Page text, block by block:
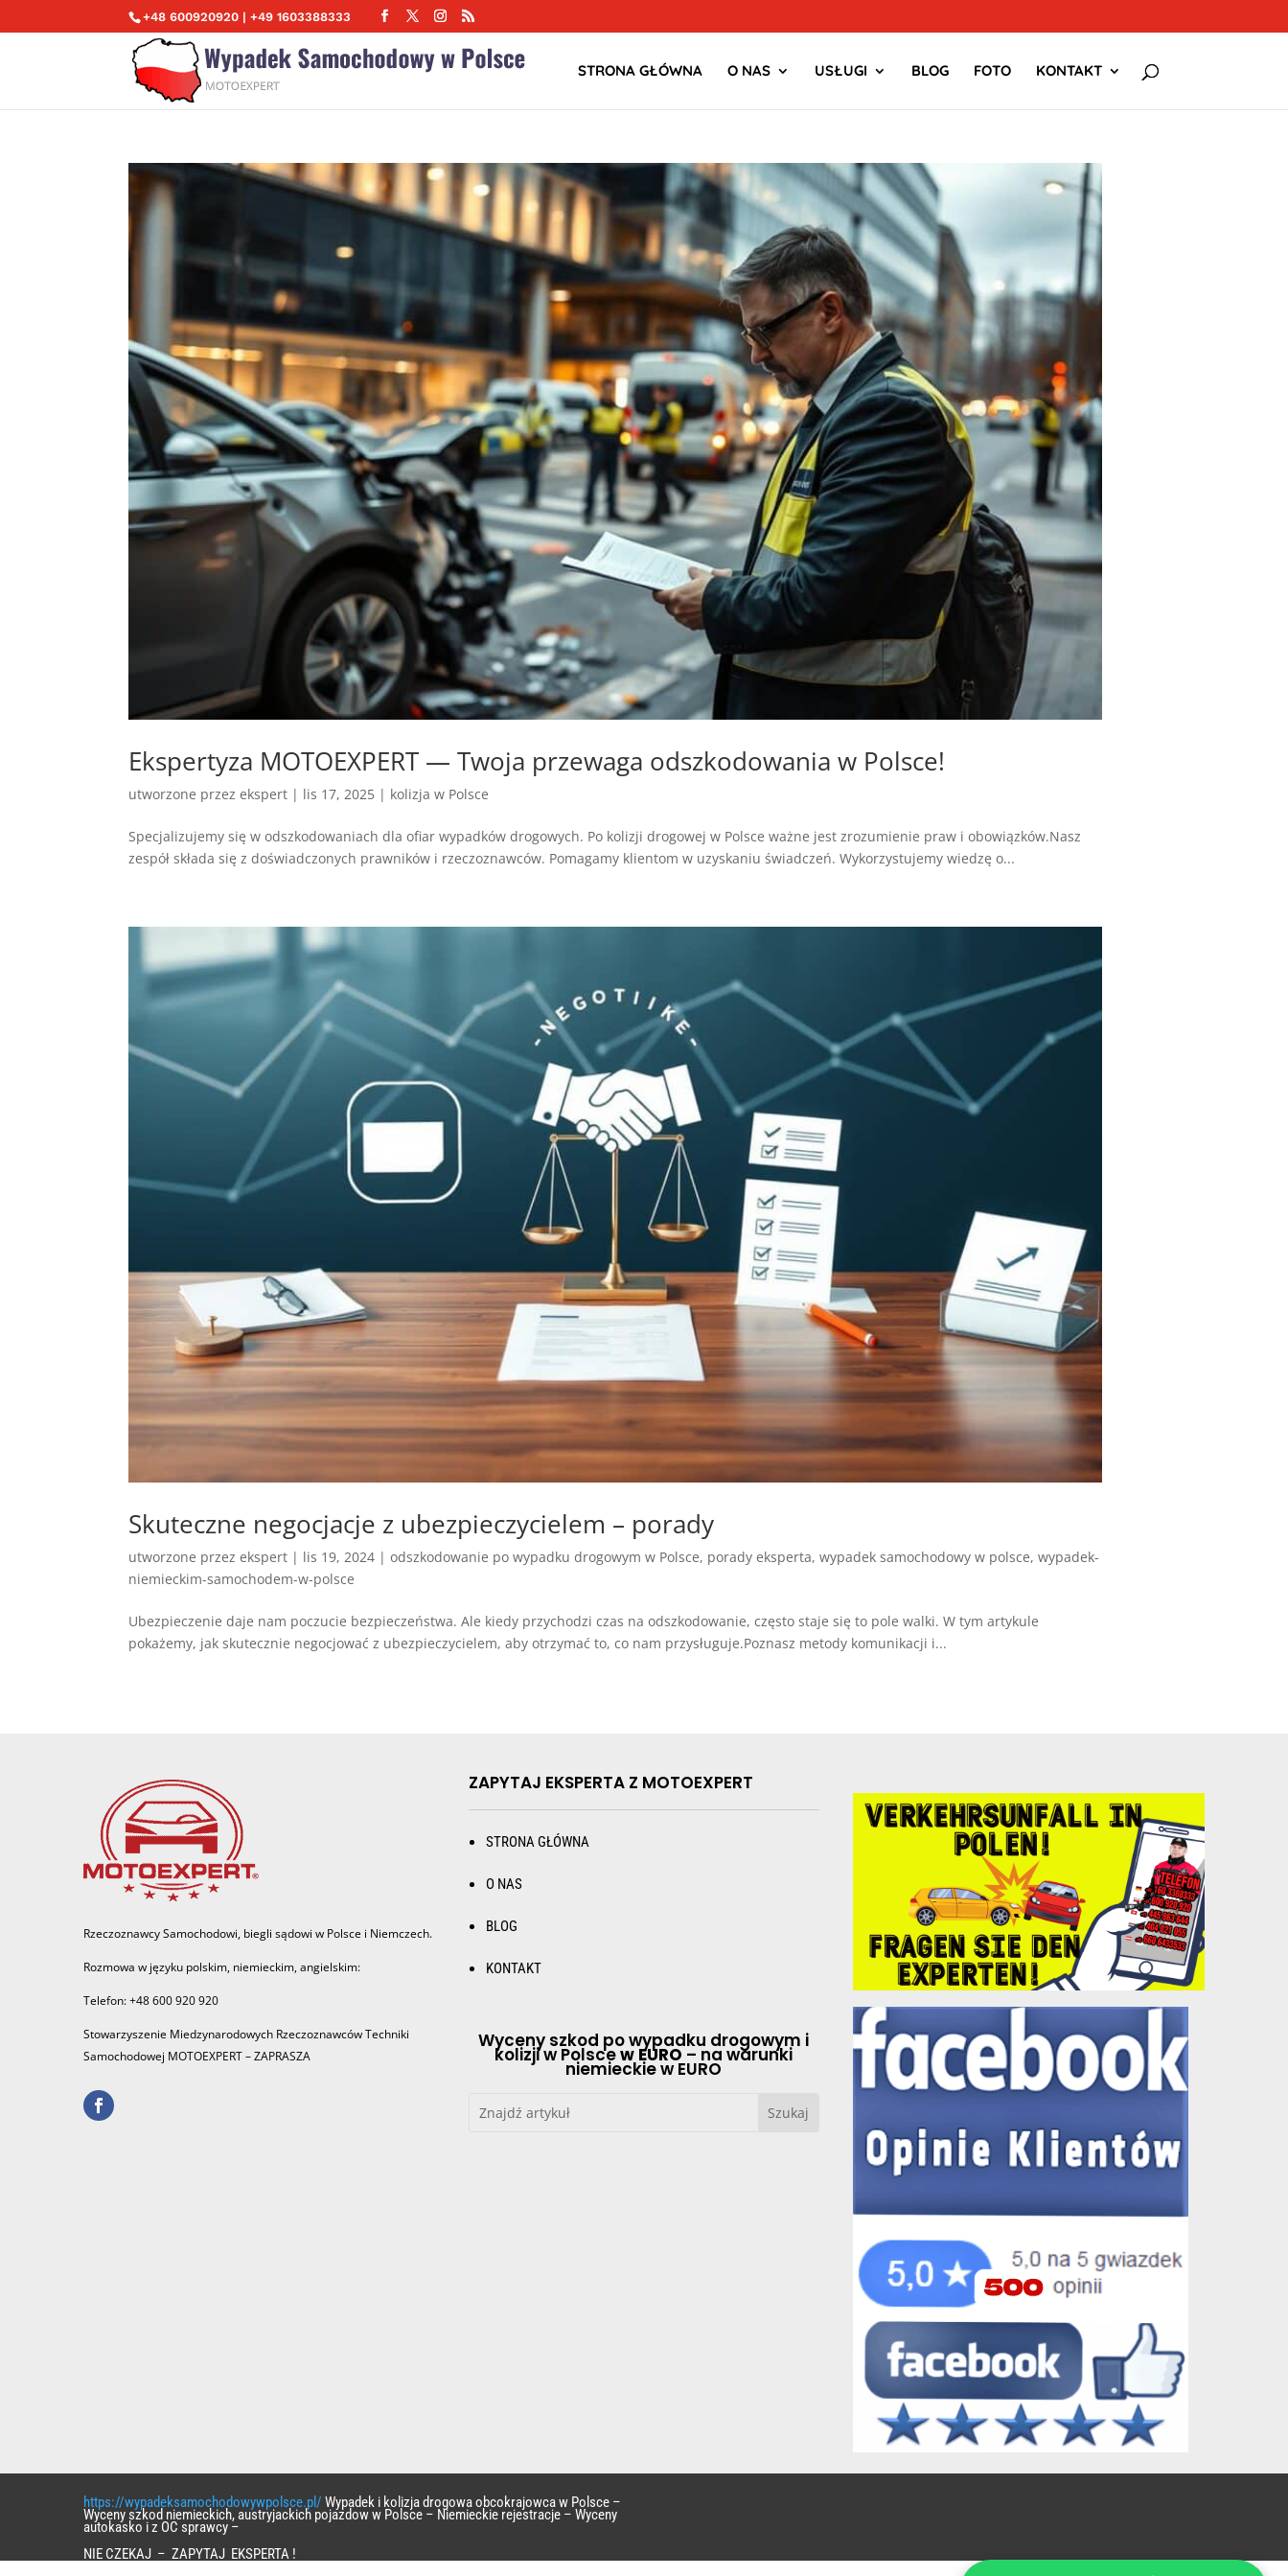
+48 600920920 | +49 1603388333
STRONA GŁÓWNA O NAS USŁUGI BLOG FOTO KONTAKT
Ekspertyza MOTOEXPERT — Twoja przewaga odszkodowania w Polsce!
utworzone przezekspert | lis 17, 2025 | kolizja w Polsce
Specjalizujemy się w odszkodowaniach dla ofiar wypadków drogowych. Po kolizji drogowej w Polsce ważne jest zrozumienie praw i obowiązków.Nasz
zespół składa się z doświadczonych prawników i rzeczoznawców. Pomagamy klientom w uzyskaniu świadczeń. Wykorzystujemy wiedzę o...
Skuteczne negocjacje z ubezpieczycielem – porady
utworzone przezekspert | lis 19, 2024 |odszkodowanie po wypadku drogowym w Polsce, porady eksperta,wypadek samochodowy w polsce,wypadek-
niemieckim-samochodem-w-polsce
Ubezpieczenie daje nam poczucie bezpieczeństwa. Ale kiedy przychodzi czas na odszkodowanie, często staje się to pole walki. W tym artykule
pokażemy, jak skutecznie negocjować z ubezpieczycielem, aby otrzymać to, co nam przysługuje.Poznasz metody komunikacji i...
Rzeczoznawcy Samochodowi, biegli sądowi w Polsce i Niemczech.
Rozmowa w języku polskim, niemieckim, angielskim:
Telefon: +48 600 920 920
Stowarzyszenie Miedzynarodowych Rzeczoznawców Techniki
Samochodowej MOTOEXPERT – ZAPRASZA
ZAPYTAJ EKSPERTA Z MOTOEXPERT
STRONA GŁÓWNA
O NAS
BLOG
KONTAKT
Wyceny szkod po wypadku drogowym i
kolizji w Polscew EURO – na warunki
niemieckie w EURO
https://wypadeksamochodowywpolsce.pl/ Wypadek i kolizja drogowa obcokrajowca w Polsce –
Wyceny szkod niemieckich, austryjackich pojazdow w Polsce – Niemieckie rejestracje – Wyceny
autokasko i z OC sprawcy –
NIE CZEKAJ – ZAPYTAJ EKSPERTA !